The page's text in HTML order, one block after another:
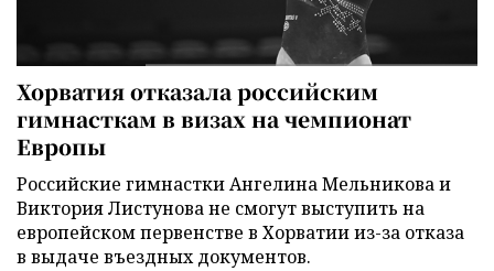
Хорватия отказала российским
гимнасткам в визах на чемпионат
Европы
Российские гимнастки Ангелина Мельникова и
Виктория Листунова не смогут выступить на
европейском первенстве в Хорватии из-за отказа
в выдаче въездных документов.